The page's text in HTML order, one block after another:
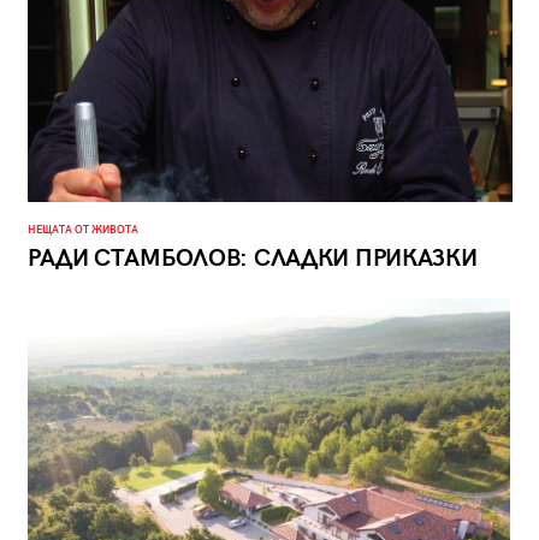
НЕЩАТА ОТ ЖИВОТА
РАДИ СТАМБОЛОВ: СЛАДКИ ПРИКАЗКИ